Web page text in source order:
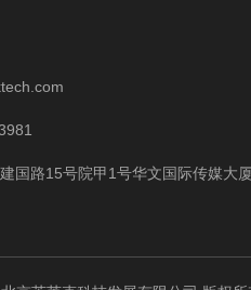
国路15号院甲1号华文国际传媒大